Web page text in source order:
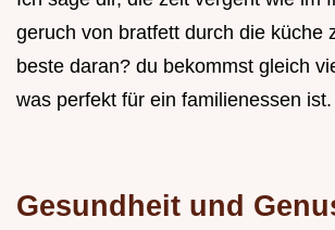
geruch von bratfett durch die küche
beste daran? du bekommst gleich
was perfekt für ein familienessen ist.
Gesundheit und